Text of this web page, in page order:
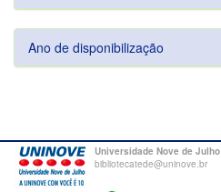
Ano de disponibilização
Universidade Nove de Julho
bibliotecatede@uninove.br